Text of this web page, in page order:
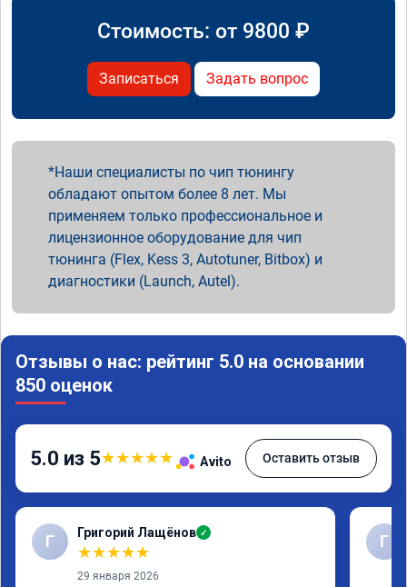
Стоимость: от 9800 ₽
Записаться Задать вопрос
Наши специалисты по чип тюнингу
обладают опытом более 8 лет. Мы
применяем только профессиональное и
лицензионное оборудование для чип
тюнинга (Flex, Kess 3, Autotuner, Bitbox) и
диагностики (Launch, Autel).
Отзывы о нас: рейтинг 5.0 на основании
850 оценок
5.0 из 5★★★★★ Avito Оставить отзыв
Г Григорий Лащёнов ✓
★★★★★
29 января 2026
Г